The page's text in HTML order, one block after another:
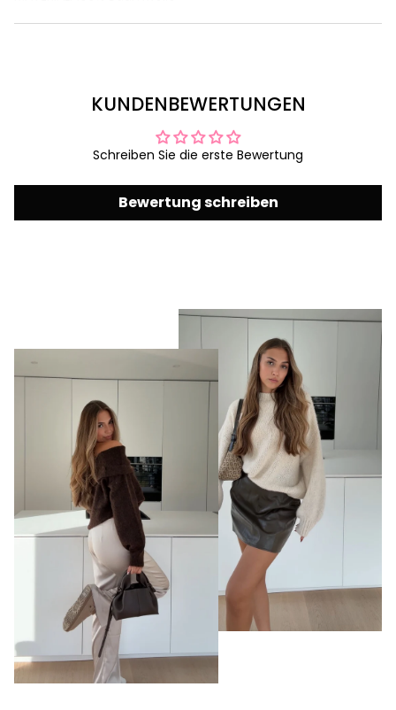
KUNDENBEWERTUNGEN
Schreiben Sie die erste Bewertung
Bewertung schreiben